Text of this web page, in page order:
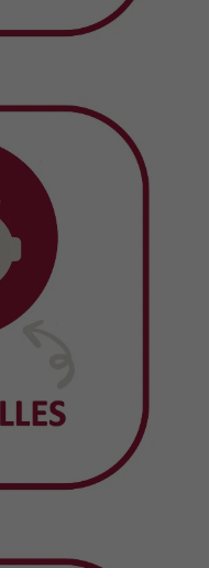
können
ihre Team-
Eicher,
der Holding.
den
die
„Denn wir
sondern